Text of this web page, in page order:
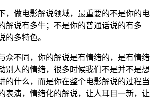
，做电影解说领域，最重要的不是你的电
解说有多牛；不是你的普通话说的有多
的多特色。
众不同，你的解说是有情绪的，是有情绪
别人的情绪，很多时候我们不是并不是想
的什么，而是你在整个电影解说的过程当
表演，情绪化的解说，让人耳目一新，让